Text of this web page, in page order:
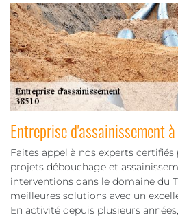
Entreprise d'assainissement
Faites appel à nos experts
projets débouchage et
interventions dans le domaine du
meilleures solutions avec un
En activité depuis plusieurs